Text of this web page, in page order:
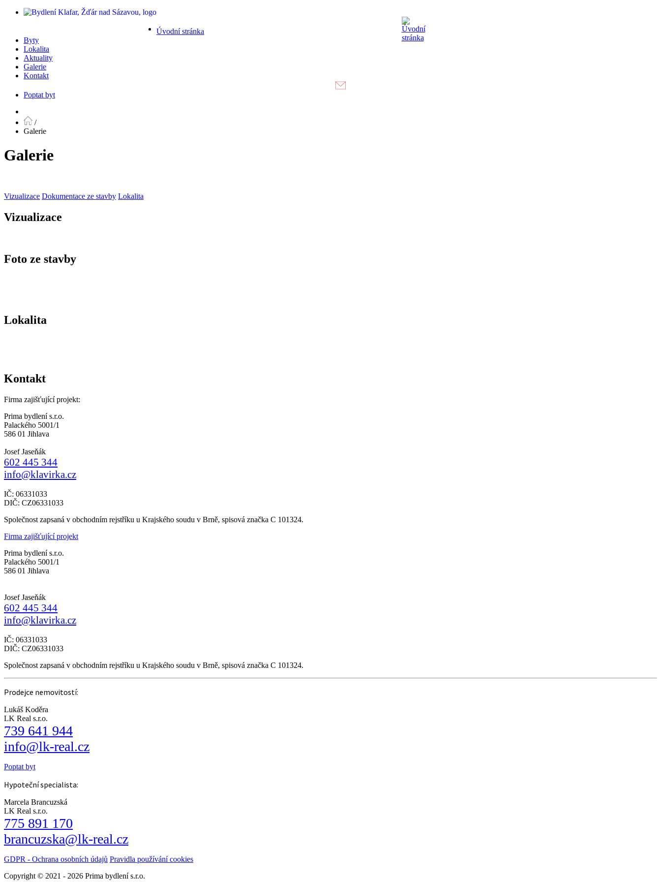
Úvodní stránka
Byty
Lokalita
Aktuality
Galerie
Kontakt
Poptat byt
/
Galerie
Galerie
Vizualizace Dokumentace ze stavby Lokalita
Vizualizace
Foto ze stavby
Lokalita
Kontakt
Firma zajišťující projekt:
Prima bydlení s.r.o.
Palackého 5001/1
586 01 Jihlava
Josef Jaseňák
602 445 344
info@klavirka.cz
IČ: 06331033
DIČ: CZ06331033
Společnost zapsaná v obchodním rejstříku u Krajského soudu v Brně, spisová značka C 101324.
Firma zajišťující projekt
Prima bydlení s.r.o.
Palackého 5001/1
586 01 Jihlava
Josef Jaseňák
602 445 344
info@klavirka.cz
IČ: 06331033
DIČ: CZ06331033
Společnost zapsaná v obchodním rejstříku u Krajského soudu v Brně, spisová značka C 101324.
Prodejce nemovitostí:
Lukáš Koděra
LK Real s.r.o.
739 641 944
info@lk-real.cz
Poptat byt
Hypoteční specialista:
Marcela Brancuzská
LK Real s.r.o.
775 891 170
brancuzska@lk-real.cz
GDPR - Ochrana osobních údajů Pravidla používání cookies
Copyright © 2021 - 2026 Prima bydlení s.r.o.